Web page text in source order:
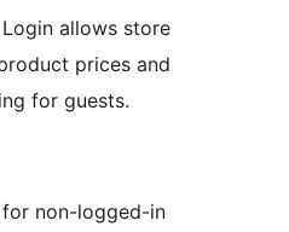
allows store
prices and
for guests.
non-logged-in